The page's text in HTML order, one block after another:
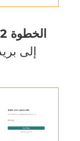
الخطوة 2
إلى